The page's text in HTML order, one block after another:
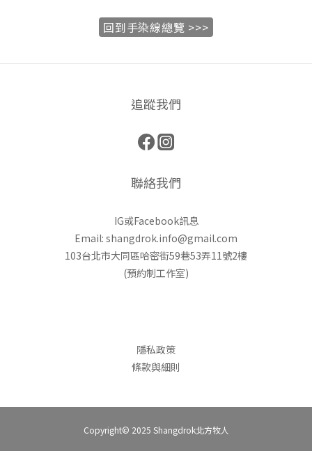
回到手染線總覽 >>>
追蹤我們
聯絡我們
IG或Facebook訊息
Email: shangdrok.info@gmail.com
103台北市大同區哈密街59巷53弄11號2樓
(預約制工作室)
隱私政策
條款與細則
Copyright© 2025 Shangdrok北方牧人